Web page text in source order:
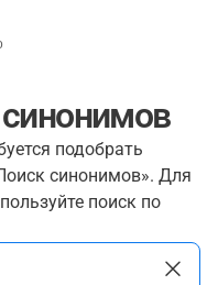
подобрать
синонимов». Для
поиск по